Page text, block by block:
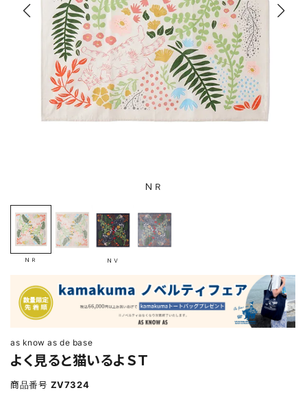
ＮＲ
ＮＲ ＮＶ
as know as de base
よく見ると猫いるよＳＴ
商品番号 ZV7324